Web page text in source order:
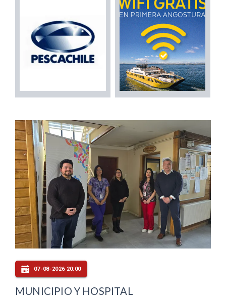
07-08-2026 20:00
MUNICIPIO Y HOSPITAL